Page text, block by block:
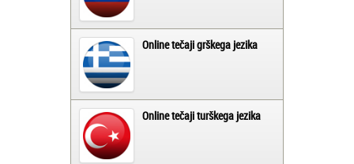
Online tečaji grškega jezika
Online tečaji turškega jezika